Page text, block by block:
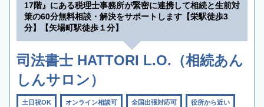
17階』にある税理士事務所が緊密に連携して相続と生前対
策の60分無料相談・解決をサポートします【栄駅徒歩3
分】【矢場町駅徒歩１分】
司法書士 HATTORI L.O.（相続あん
しんサロン）
土日祝OK オンライン相談可 全国出張対応可 役所から近い